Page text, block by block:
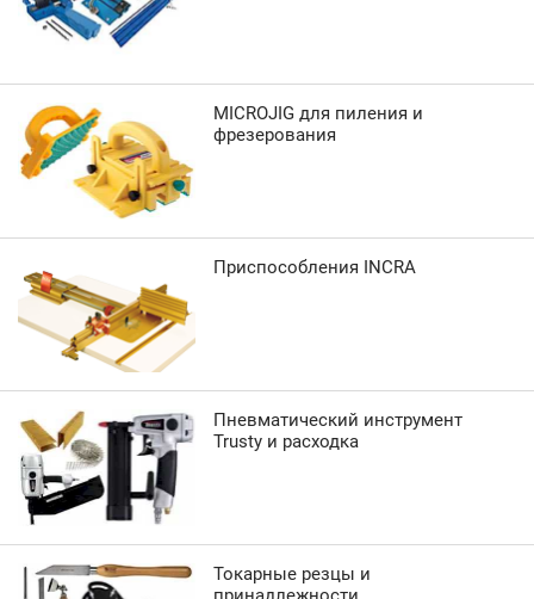
MICROJIG для пиления и
фрезерования
Приспособления INCRA
Пневматический инструмент
Trusty и расходка
Токарные резцы и